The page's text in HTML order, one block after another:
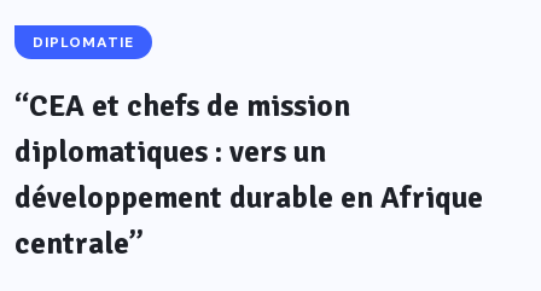
DIPLOMATIE
“CEA et chefs de mission
diplomatiques : vers un
développement durable en Afrique
centrale”